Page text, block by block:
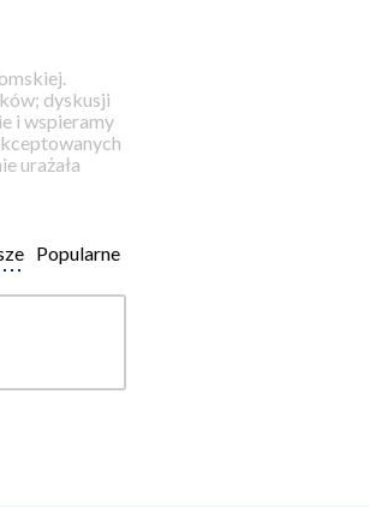
dyskusji
i wspieramy
urażała
Popularne